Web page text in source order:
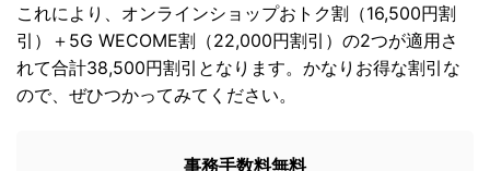
これにより、オンラインショップおトク割（16,500円割
引）＋5G WECOME割（22,000円割引）の2つが適用さ
れて合計38,500円割引となります。かなりお得な割引な
ので、ぜひつかってみてください。
事務手数料無料